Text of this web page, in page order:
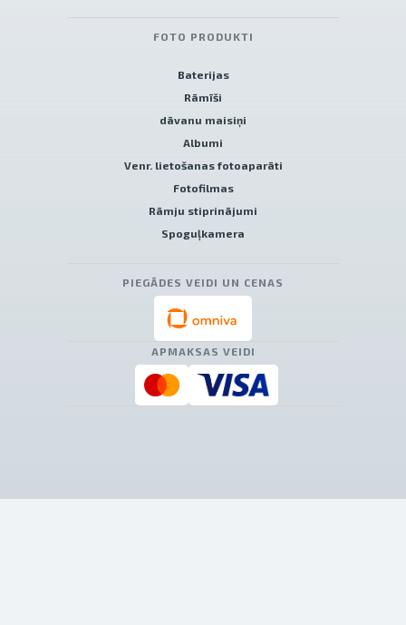
FOTO PRODUKTI
Baterijas
Rāmīši
dāvanu maisiņi
Albumi
Venr. lietošanas fotoaparāti
Fotofilmas
Rāmju stiprinājumi
Spoguļkamera
PIEGĀDES VEIDI UN CENAS
APMAKSAS VEIDI